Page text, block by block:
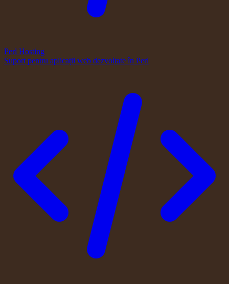
Perl Hosting
Suport pentru aplicații web dezvoltate în Perl